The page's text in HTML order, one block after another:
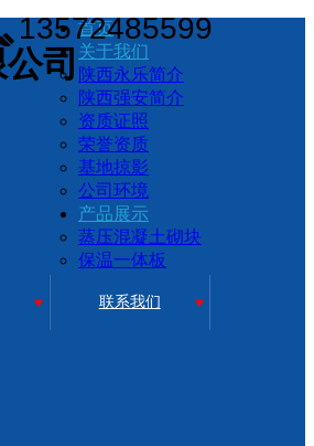
司
13572485599
联系我们
首页
关于我们
陕西永乐简介
陕西强安简介
资质证照
荣誉资质
基地掠影
公司环境
产品展示
蒸压混凝土砌块
保温一体板